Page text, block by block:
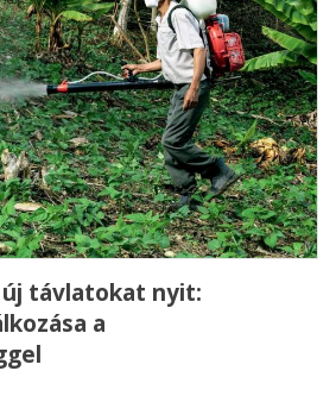
távlatokat nyit:
a